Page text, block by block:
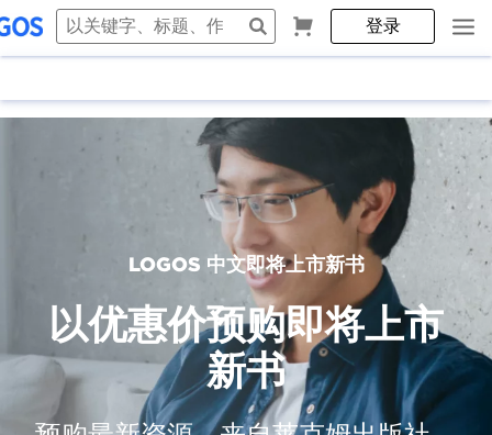
登录
LOGOS 中文即将上市新书
以优惠价预购即将上市
新书